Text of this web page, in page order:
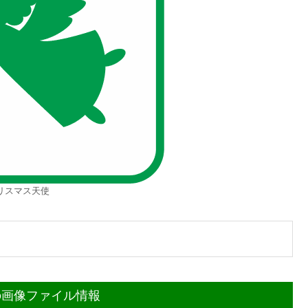
スマス天使
像ファイル情報